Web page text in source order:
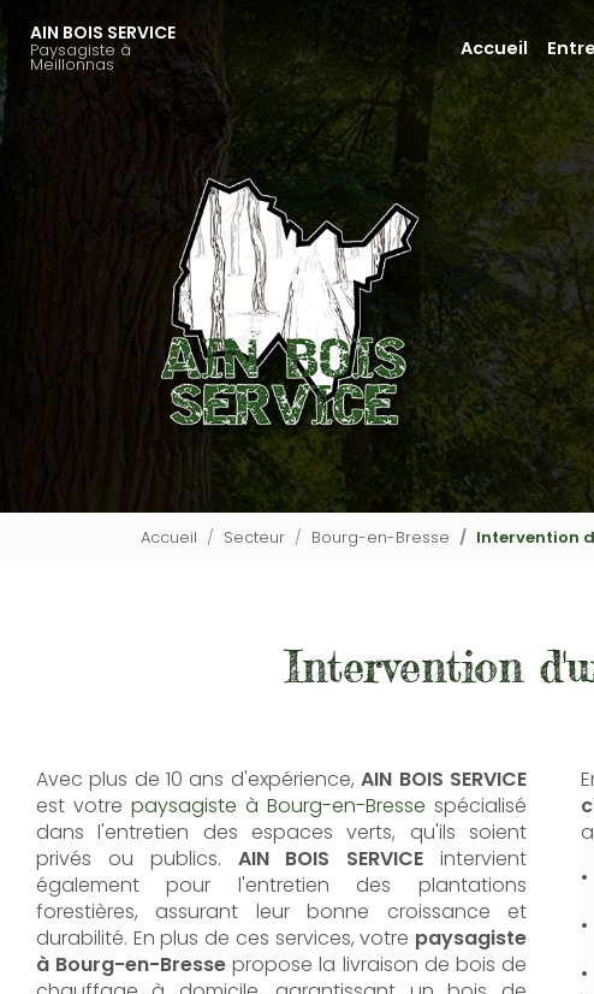
au
contenu
principal
AIN BOIS SERVICE
Paysagiste à
Meillonnas Navigation principale Accueil
Accueil Secteur Bourg-en-Bresse Intervention
Intervention
Avec plus de 10 ans d'expérience,AIN BOIS SERVICE
est votre paysagiste à Bourg-en-Bresse spécialisé
dans l'entretien des espaces verts, qu'ils soient
privés ou publics. AIN BOIS SERVICE intervient
également pour l'entretien des plantations
forestières, assurant leur bonne croissance et
durabilité. En plus de ces services, votre paysagiste
à Bourg-en-Bresse propose la livraison de bois de